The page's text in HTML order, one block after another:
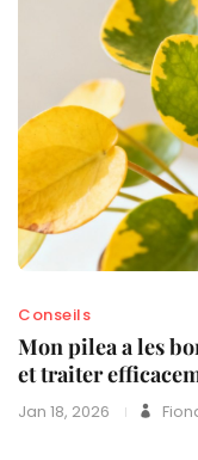
Conseils
Mon pilea a les
et traiter
Jan 18, 2026